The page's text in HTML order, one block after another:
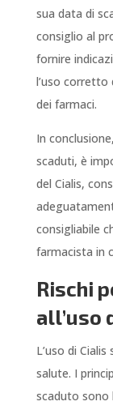
sua data di
consiglio al
fornire
l’uso corretto
dei farmaci.
In
scaduti, è
del Cialis,
consigliabile
farmacista in
Rischi
all’uso
L’uso di
salute. I
scaduto sono